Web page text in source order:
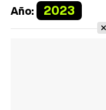
Año: 2023